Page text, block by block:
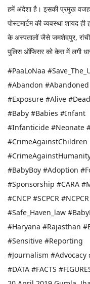
हमें अंदेशा है। इसकी प्रमुख
पोस्टमार्टम की व्यवस्था शायद
के अस्पतालों जैसे जमशेदपुर,
पुलिस ऑफिसर को केस में लगी
#PaaLoNaa
#Abandon #Abandoned
#Exposure #Alive
#Baby #Babies #Infant
#Infanticide #Neonate
#CrimeAgainstChildren
#BabyBoy #Adoption
#Sponsorship #CARA
#CNCP #SCPCR
#Safe_Haven_law
#Haryana #Rajasthan
#Sensitive #Reporting
#Journalism
#DATA #FACTS